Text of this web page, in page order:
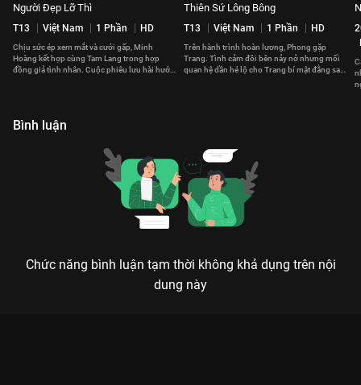
Người Đẹp Lỡ Thì
T13 Việt Nam 1 Phần HD
Chịu sức ép xem mắt và cưới gấp, Minh
Hoàng kết hợp cùng Tam Lang trong hợp
đồng giả tình nhân. Cuộc phiêu lưu hài hước,
Thiên Sứ Lông Bông
T13 Việt Nam 1 Phần HD
Trên hành trình hoàn lương, Phong gặp
Trang. Tình cảm đôi bên nảy nở nhưng mối
quan hệ dần hé lộ cho Trang bí mật đằng sau
Bình luận
Chức năng bình luận tạm thời không khả dụng trên nội
dung này